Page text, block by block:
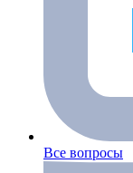
Все вопросы